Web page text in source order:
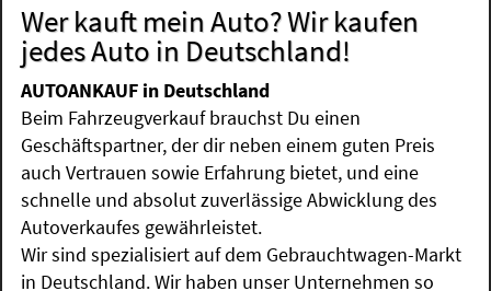
Wer kauft mein Auto? Wir kaufen
jedes Auto in Deutschland!
AUTOANKAUF in Deutschland
Beim Fahrzeugverkauf brauchst Du einen
Geschäftspartner, der dir neben einem guten Preis
auch Vertrauen sowie Erfahrung bietet, und eine
schnelle und absolut zuverlässige Abwicklung des
Autoverkaufes gewährleistet.
Wir sind spezialisiert auf dem Gebrauchtwagen-Markt
in Deutschland. Wir haben unser Unternehmen so